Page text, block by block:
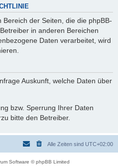
der Seiten, die die phpBB-
in anderen Bereichen
Daten verarbeitet, wird
Auskunft, welche Daten über
bzw. Sperrung Ihrer Daten
bitte den Betreiber.
Alle Zeiten sind UTC+02:00
Software © phpBB Limited